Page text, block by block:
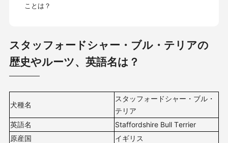
ことは？
スタッフォードシャー・ブル・テリアの
歴史やルーツ、英語名は？
犬種名
スタッフォードシャー・ブル・
テリア
英語名
Staffordshire Bull Terrier
原産国
イギリス